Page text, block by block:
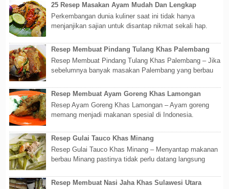
25 Resep Masakan Ayam Mudah Dan Lengkap
Perkembangan dunia kuliner saat ini tidak hanya
menjanjikan sajian untuk disantap nikmat sekali hap.
Resep Membuat Pindang Tulang Khas Palembang
Resep Membuat Pindang Tulang Khas Palembang – Jika
sebelumnya banyak masakan Palembang yang berbau
Resep Membuat Ayam Goreng Khas Lamongan
Resep Ayam Goreng Khas Lamongan – Ayam goreng
memang menjadi makanan spesial di Indonesia.
Resep Gulai Tauco Khas Minang
Resep Gulai Tauco Khas Minang – Menyantap makanan
berbau Minang pastinya tidak perlu datang langsung
Resep Membuat Nasi Jaha Khas Sulawesi Utara